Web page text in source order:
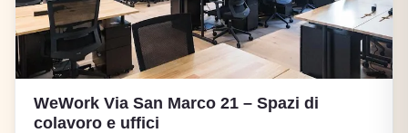
WeWork Via San Marco 21 – Spazi di
colavoro e uffici